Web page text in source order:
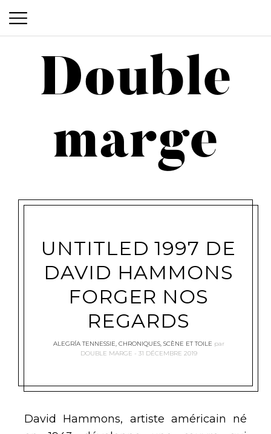
Double
marge
UNTITLED 1997 DE
DAVID HAMMONS
FORGER NOS
REGARDS
ALEGRÍA TENNESSIE, CHRONIQUES, SCÈNE ET TOILE par
DOUBLE MARGE
31 DÉCEMBRE 2019
David Hammons, artiste américain né